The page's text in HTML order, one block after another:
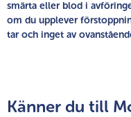
smärta eller blod i
om du upplever
tar och inget av
Känner du till